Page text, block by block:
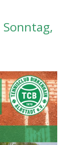
Sonntag,